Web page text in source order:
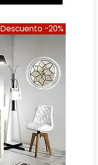
Descuento -20%